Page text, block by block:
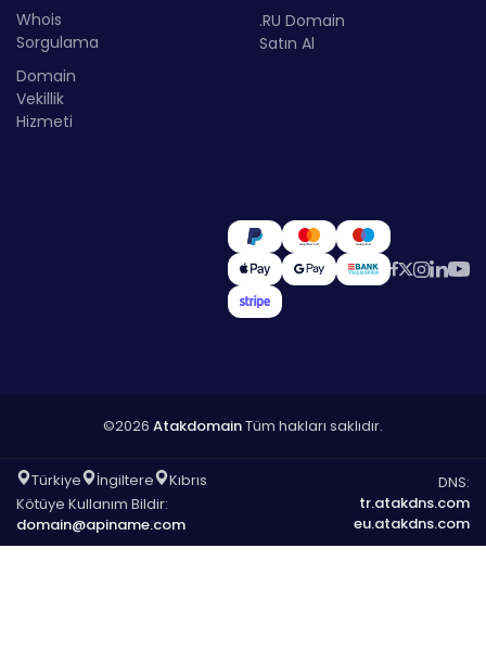
Whois
Sorgulama
Domain
Vekillik
Hizmeti
.RU Domain
Satın Al
©2026 AtakdomainTüm hakları saklıdır.
Türkiye İngiltere
Kıbrıs
Kötüye Kullanım Bildir:
domain@apiname.com
DNS:
tr.atakdns.com
eu.atakdns.com